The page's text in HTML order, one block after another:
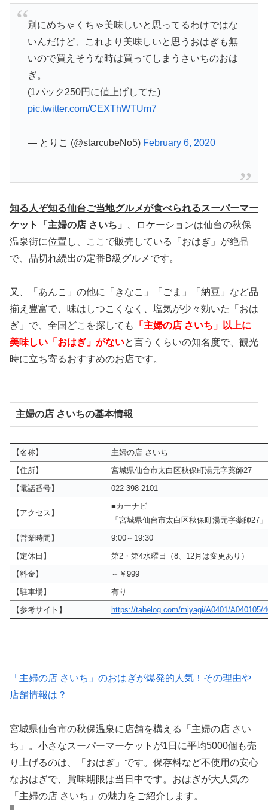
別にめちゃくちゃ美味しいと思ってるわけではな
いんだけど、これより美味しいと思うおはぎも無
いので買えそうな時は買ってしまうさいちのおは
ぎ。
(1パック250円に値上げしてた)
pic.twitter.com/CEXThWTUm7
— とりこ (@starcubeNo5) February 6, 2020
知る人ぞ知る仙台ご当地グルメが食べられるスーパーマー
ケット「主婦の店 さいち」
、ロケーションは仙台の秋保
温泉街に位置し、ここで販売している「おはぎ」が絶品
で、品切れ続出の定番B級グルメです。
又、「あんこ」の他に「きなこ」「ごま」「納豆」など品
揃え豊富で、味はしつこくなく、塩気が少々効いた「おは
ぎ」で、全国どこを探しても
「主婦の店 さいち」以上に
美味しい「おはぎ」がないと言うくらいの知名度で、観光
時に立ち寄るおすすめのお店です。
主婦の店 さいちの基本情報
【名称】
主婦の店 さいち
【住所】
宮城県仙台市太白区秋保町湯元字薬師27
【電話番号】
022-398-2101
【アクセス】
■カーナビ
「宮城県仙台市太白区秋保町湯元字薬師27
【営業時間】
9:00～19:30
【定休日】
第2・第4水曜日（8、12月は変更あり）
【料金】
～￥999
【駐車場】
有り
【参考サイト】
https://tabelog.com/miyagi/A0401/A040105/
「主婦の店 さいち」のおはぎが爆発的人気！その理由や
店舗情報は？
宮城県仙台市の秋保温泉に店舗を構える「主婦の店 さい
ち」。小さなスーパーマーケットが1日に平均5000個も売
り上げるのは、「おはぎ」です。保存料など不使用の安心
なおはぎで、賞味期限は当日中です。おはぎが大人気の
「主婦の店 さいち」の魅力をご紹介します。